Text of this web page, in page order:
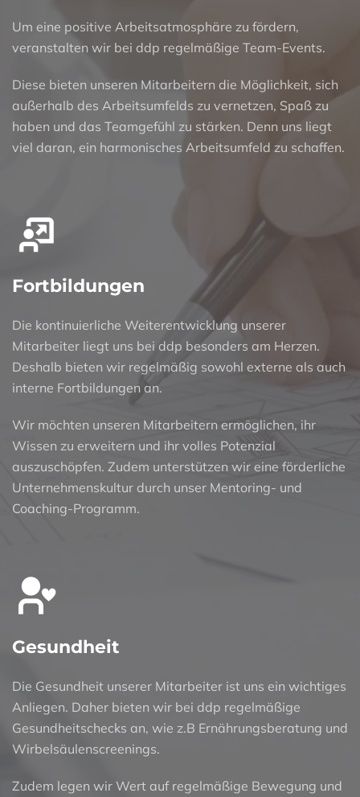
Um eine positive Arbeitsatmosphäre zu fördern,
veranstalten wir bei ddp regelmäßige Team-Events.
Diese bieten unseren Mitarbeitern die Möglichkeit, sich
außerhalb des Arbeitsumfelds zu vernetzen, Spaß zu
haben und das Teamgefühl zu stärken. Denn uns liegt
viel daran, ein harmonisches Arbeitsumfeld zu schaffen.
Fortbildungen
Die kontinuierliche Weiterentwicklung unserer
Mitarbeiter liegt uns bei ddp besonders am Herzen.
Deshalb bieten wir regelmäßig sowohl externe als auch
interne Fortbildungen an.
Wir möchten unseren Mitarbeitern ermöglichen, ihr
Wissen zu erweitern und ihr volles Potenzial
auszuschöpfen. Zudem unterstützen wir eine förderliche
Unternehmenskultur durch unser Mentoring- und
Coaching-Programm.
Gesundheit
Die Gesundheit unserer Mitarbeiter ist uns ein wichtiges
Anliegen. Daher bieten wir bei ddp regelmäßige
Gesundheitschecks an, wie z.B Ernährungsberatung und
Wirbelsäulenscreenings.
Zudem legen wir Wert auf regelmäßige Bewegung und